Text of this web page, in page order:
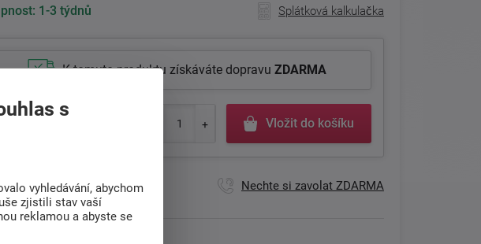
1-3 týdnů Splátková kalkulačka
K tomuto produktu získáváte dopravu ZDARMA
474 Kč Vložit do košíku
+420 511 146 751
Pá 8:00 - 17:00 hod.
Nechte si zavolat ZDARMA
s
vyhledávání, abychom
zjistili stav vaší
reklamou a abyste se